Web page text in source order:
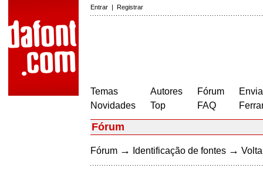
Entrar | Registrar
Temas
Novidades
Autores
Top
Fórum
FAQ
Fórum
Fórum → Identificação de fontes →